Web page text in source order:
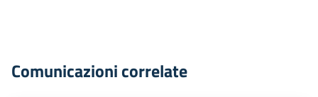
Comunicazioni correlate